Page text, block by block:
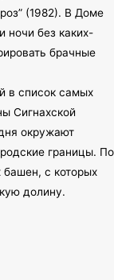
(1982). В Доме
ночи без каких-
брачные
в список самых
Сигнахской
окружают
границы. По
башен, с которых
долину.